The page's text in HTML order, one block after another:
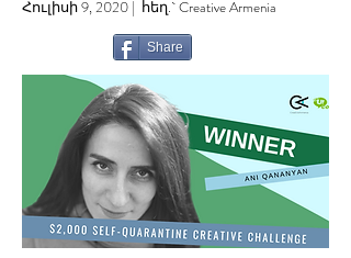
Հուլիսի 9, 2020 | հեղ.` Creative Armenia
Share